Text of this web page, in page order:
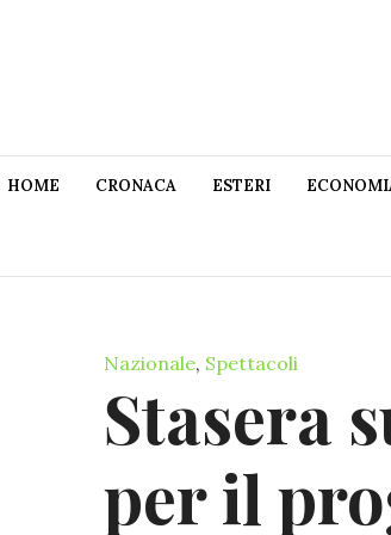
HOME CRONACA ESTERI
Nazionale, Spettacoli
Stasera
per il